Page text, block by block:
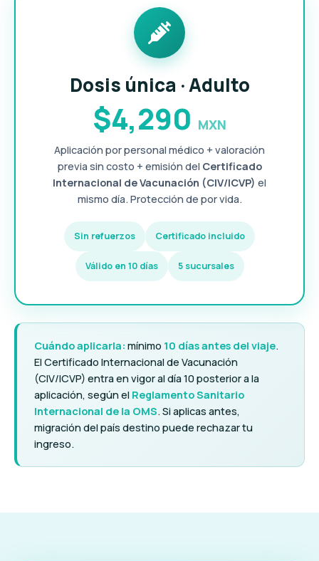
Dosis única · Adulto
$4,290 MXN
Aplicación por personal médico + valoración
previa sin costo + emisión del Certificado
Internacional de Vacunación (CIV/ICVP) el
mismo día. Protección de por vida.
Sin refuerzos Certificado incluido
Válido en 10 días 5 sucursales
Cuándo aplicarla: mínimo 10 días antes del viaje.
El Certificado Internacional de Vacunación
(CIV/ICVP) entra en vigor al día 10 posterior a la
aplicación, según el Reglamento Sanitario
Internacional de la OMS. Si aplicas antes,
migración del país destino puede rechazar tu
ingreso.